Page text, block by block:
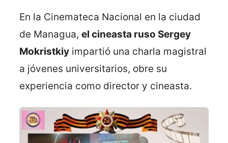
En la Cinemateca Nacional en la ciudad
de Managua, el cineasta ruso Sergey
Mokristkiy impartió una charla magistral
a jóvenes universitarios, obre su
experiencia como director y cineasta.